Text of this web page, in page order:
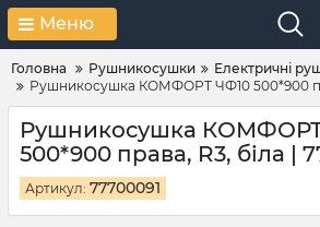
Меню
Головна Рушникосушки
Електричні
Рушникосушка КОМФОРТ ЧФ10 500*900
Рушникосушка
500*900 права, R3, біла |
Артикул: 77700091